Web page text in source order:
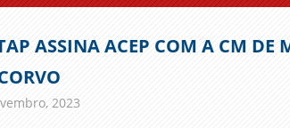
ASSINA ACEP COM A CM DE
2023